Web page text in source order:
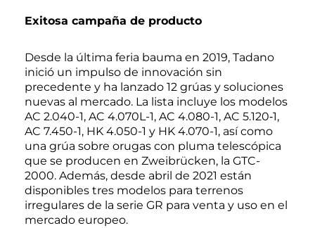
Exitosa campaña de producto
Desde la última feria bauma en 2019, Tadano
inició un impulso de innovación sin
precedente y ha lanzado 12 grúas y soluciones
nuevas al mercado. La lista incluye los modelos
AC 2.040-1, AC 4.070L-1, AC 4.080-1, AC 5.120‑1,
AC 7.450-1, HK 4.050-1 y HK 4.070-1, así como
una grúa sobre orugas con pluma telescópica
que se producen en Zweibrücken, la GTC-
2000. Además, desde abril de 2021 están
disponibles tres modelos para terrenos
irregulares de la serie GR para venta y uso en el
mercado europeo.